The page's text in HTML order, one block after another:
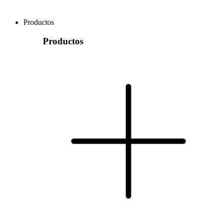
Productos
Productos